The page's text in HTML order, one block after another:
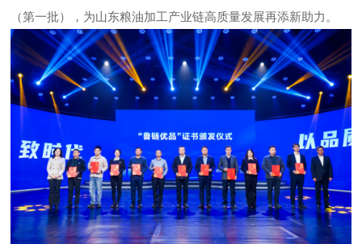
（第一批），为山东粮油加工产业链高质量发展再添新助力。